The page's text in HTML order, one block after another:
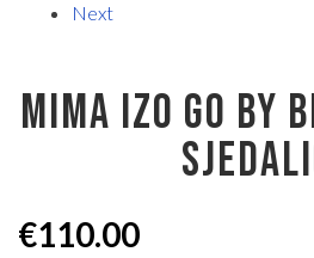
Next
MIMA IZO GO BY
€110.00